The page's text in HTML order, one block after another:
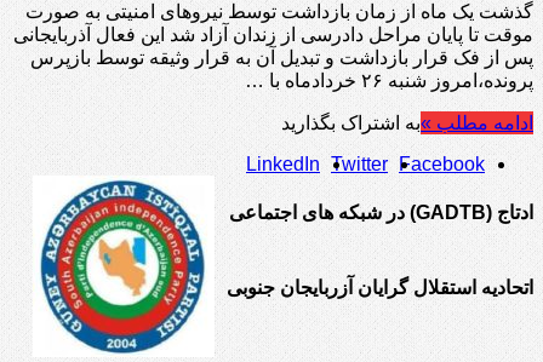
گذشت یک ماه از زمان بازداشت توسط نیروهای امنیتی به صورت
موقت تا پایان مراحل دادرسی از زندان آزاد شد این فعال آذربایجانی
پس از فک قرار بازداشت و تبدیل آن به قرار وثیقه توسط بازپرس
پرونده،امروز شنبه ۲۶ خردادماه با …
ادامه مطلب »به اشتراک بگذارید
Facebook
Twitter
LinkedIn
ادتاج (GADTB) در شبکه های اجتماعی
اتحادیه استقلال گرایان آزربایجان جنوبی